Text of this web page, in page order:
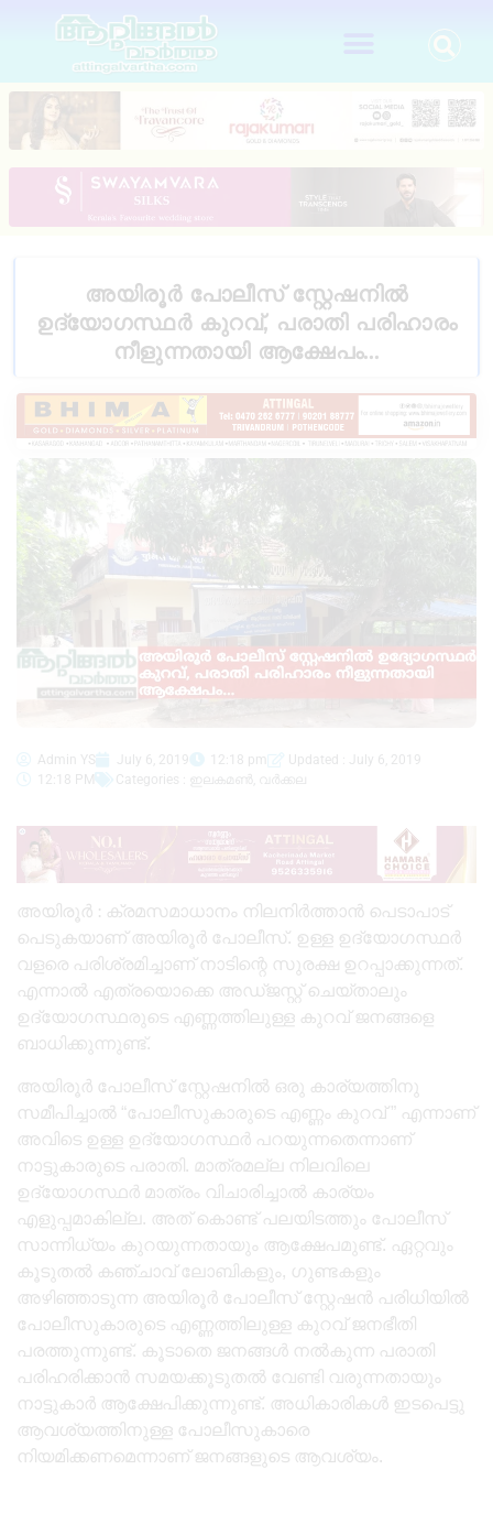
അയിരൂർ പോലീസ് സ്റ്റേഷനിൽ
ഉദ്യോഗസ്ഥർ കുറവ്, പരാതി പരിഹാരം
നീളുന്നതായി ആക്ഷേപം…
Admin YS July 6, 2019 12:18 pm
Updated : July 6, 2019
12:18 PM
Categories : ഇലകമൺ വർക്കല
അയിരൂർ : ക്രമസമാധാനം നിലനിർത്താൻ പെടാപാട്
പെടുകയാണ് അയിരൂർ പോലീസ്. ഉള്ള ഉദ്യോഗസ്ഥർ
വളരെ പരിശ്രമിച്ചാണ് നാടിന്റെ സുരക്ഷ ഉറപ്പാക്കുന്നത്.
എന്നാൽ എത്രയൊക്കെ അഡ്ജസ്റ്റ് ചെയ്താലും
ഉദ്യോഗസ്ഥരുടെ എണ്ണത്തിലുള്ള കുറവ് ജനങ്ങളെ
ബാധിക്കുന്നുണ്ട്.
അയിരൂർ പോലീസ് സ്റ്റേഷനിൽ ഒരു കാര്യത്തിനു
സമീപിച്ചാൽ “പോലീസുകാരുടെ എണ്ണം കുറവ് ” എന്നാണ്
അവിടെ ഉള്ള ഉദ്യോഗസ്ഥർ പറയുന്നതെന്നാണ്
നാട്ടുകാരുടെ പരാതി. മാത്രമല്ല നിലവിലെ
ഉദ്യോഗസ്ഥർ മാത്രം വിചാരിച്ചാൽ കാര്യം
എളുപ്പമാകില്ല. അത് കൊണ്ട് പലയിടത്തും പോലീസ്
സാന്നിധ്യം കുറയുന്നതായും ആക്ഷേപമുണ്ട്. ഏറ്റവും
കൂടുതൽ കഞ്ചാവ് ലോബികളും, ഗുണ്ടകളും
അഴിഞ്ഞാടുന്ന അയിരൂർ പോലീസ് സ്റ്റേഷൻ പരിധിയിൽ
പോലീസുകാരുടെ എണ്ണത്തിലുള്ള കുറവ് ജനഭീതി
പരത്തുന്നുണ്ട്. കൂടാതെ ജനങ്ങൾ നൽകുന്ന പരാതി
പരിഹരിക്കാൻ സമയക്കൂടുതൽ വേണ്ടി വരുന്നതായും
നാട്ടുകാർ ആക്ഷേപിക്കുന്നുണ്ട്. അധികാരികൾ ഇടപെട്ടു
ആവശ്യത്തിനുള്ള പോലീസുകാരെ
നിയമിക്കണമെന്നാണ് ജനങ്ങളുടെ ആവശ്യം.